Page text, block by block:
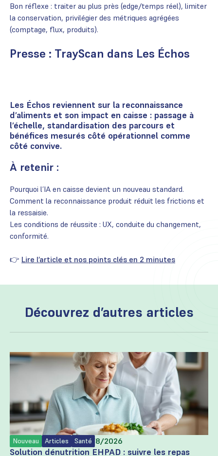
Bon réflexe : traiter au plus près (edge/temps réel), limiter
la conservation, privilégier des métriques agrégées
(comptage, flux, produits).
Presse : TrayScan dans Les Échos
Les Échos reviennent sur la reconnaissance
d’aliments et son impact en caisse : passage à
l’échelle, standardisation des parcours et
bénéfices mesurés côté opérationnel comme
côté convive.
À retenir :
Pourquoi l’IA en caisse devient un nouveau standard.
Comment la reconnaissance produit réduit les frictions et
la ressaisie.
Les conditions de réussite : UX, conduite du changement,
conformité.
👉 Lire l’article et nos points clés en 2 minutes
Découvrez d’autres articles
Nouveau Articles Santé
Rédigé parTrayvisorle5/8/2026
Solution dénutrition EHPAD : suivre les repas